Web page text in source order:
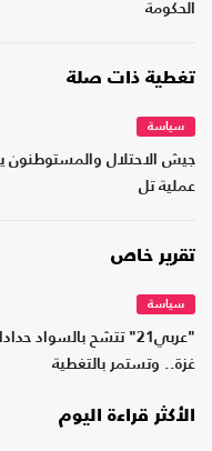
الحكومة
تغطية ذات صلة
سياسة
جيش الاحتلال والمستوطنون
عملية تل
تقرير خاص
سياسة
"عربي21" تتشح
غزة.. وتستمر بالتغطية
الأكثر قراءة اليوم